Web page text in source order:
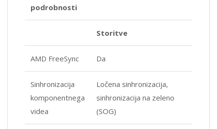
podrobnosti
Storitve
AMD FreeSync Da
Sinhronizacija
komponentnega
videa
Ločena sinhronizacija,
sinhronizacija na zeleno
(SOG)